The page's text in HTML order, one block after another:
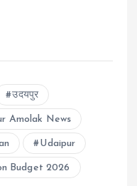
उदयपुर
Amolak News
Udaipur
Budget 2026